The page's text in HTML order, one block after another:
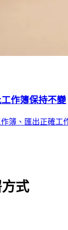
作簿保持不變
簿、匯出正確工
式